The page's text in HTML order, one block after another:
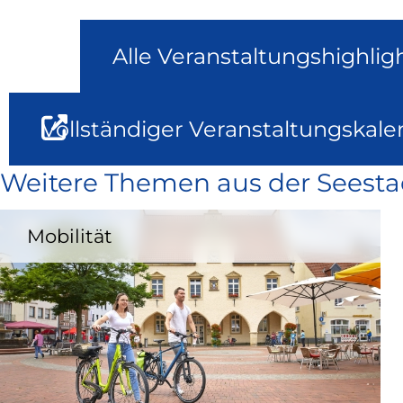
Alle
Vollständiger
Weitere Themen aus der
Mobilität